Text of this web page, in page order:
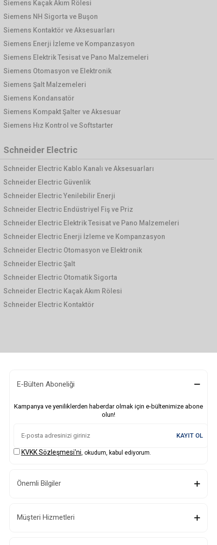
Siemens Kaçak Akım Rölesi
Siemens NH Sigorta ve Buşon
Siemens Kontaktör ve Aksesuarları
Siemens Enerji İzleme ve Kompanzasyon
Siemens Elektrik Tesisat ve Pano Malzemeleri
Siemens Otomasyon ve Elektronik
Siemens Şalt Malzemeleri
Siemens Kondansatör
Siemens Kompakt Şalter ve Aksesuar
Siemens Hız Kontrol ve Softstarter
Schneider Electric
Schneider Electric Kablo Kanalı ve Aksesuarları
Schneider Electric Güvenlik
Schneider Electric Yenilebilir Enerji
Schneider Electric Endüstriyel Fiş ve Priz
Schneider Electric Elektrik Tesisat ve Pano Malzemeleri
Schneider Electric Enerji İzleme ve Kompanzasyon
Schneider Electric Otomasyon ve Elektronik
Schneider Electric Şalt
Schneider Electric Otomatik Sigorta
Schneider Electric Kaçak Akım Rölesi
Schneider Electric Kontaktör
E-Bülten Aboneliği
Kampanya ve yeniliklerden haberdar olmak için e-bültenimize abone
olun!
KAYIT OL
KVKK Sözleşmesi'ni , okudum, kabul ediyorum.
Önemli Bilgiler
Müşteri Hizmetleri